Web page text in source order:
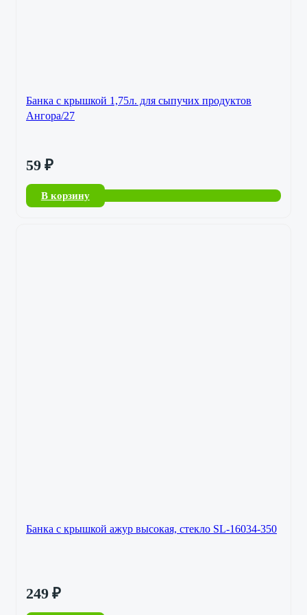
Банка с крышкой 1,75л. для сыпучих продуктов
Ангора/27
59 ₽
В корзину
Банка с крышкой ажур высокая, стекло SL-16034-350
249 ₽